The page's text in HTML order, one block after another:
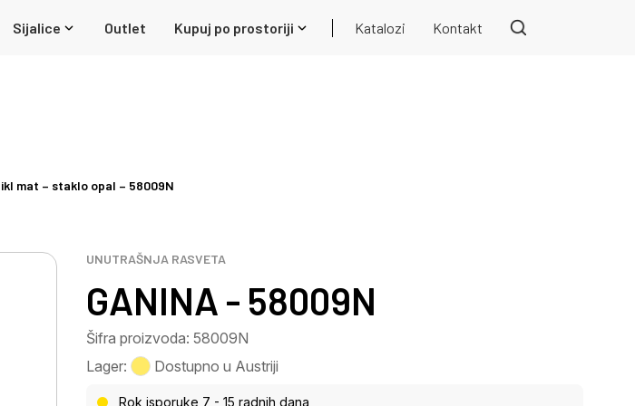
Sijalice Outlet Kupuj po prostoriji Katalozi Kontakt
mat – staklo opal – 58009N
UNUTRAŠNJA RASVETA
GANINA - 58009N
Šifra proizvoda: 58009N
Lager:
Dostupno u Austriji
Rok isporuke 7 - 15 radnih dana